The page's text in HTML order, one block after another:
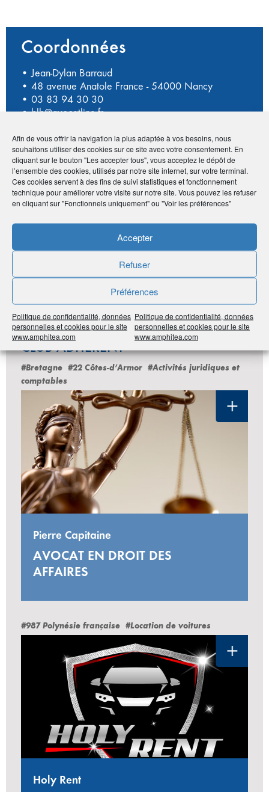
Afin de vous offrir la navigation la plus adaptée à vos besoins, nous
souhaitons utiliser des cookies sur ce site avec votre consentement. En
cliquant sur le bouton "Les accepter tous", vous acceptez le dépôt de
l’ensemble des cookies, utilisés par notre site internet, sur votre terminal.
Ces cookies servent à des fins de suivi statistiques et fonctionnement
technique pour améliorer votre visite sur notre site. Vous pouvez les refuser
en cliquant sur "Fonctionnels uniquement" ou "Voir les préférences"
Accepter
Refuser
Préférences
Politique de confidentialité, données
personnelles et cookies pour le site
www.amphitea.com
Politique de confidentialité, données
personnelles et cookies pour le site
www.amphitea.com
Coordonnées
• Jean-Dylan Barraud
• 48 avenue Anatole France - 54000 Nancy
• 03 83 94 30 30
•blb@avocatline.fr
Publié le :22 octobre 2020
Noter 3/5 2votes
Imprimer
LES DERNIÈRES ANNONCES DU
CLUB ADHÉRENT
#Bretagne #22 Côtes-d’Armor #Activités juridiques et
comptables
Pierre Capitaine
AVOCAT EN DROIT DES
AFFAIRES
#987 Polynésie française #Location de voitures
Holy Rent